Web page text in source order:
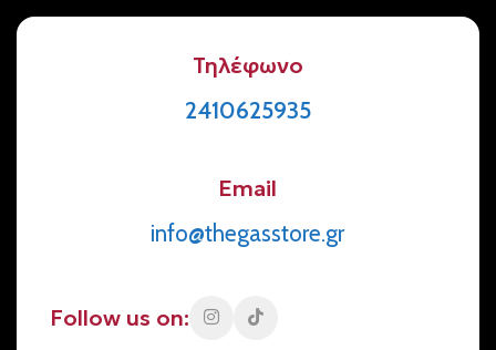
Τηλέφωνο
2410625935
Email
info@thegasstore.gr
Follow us on: